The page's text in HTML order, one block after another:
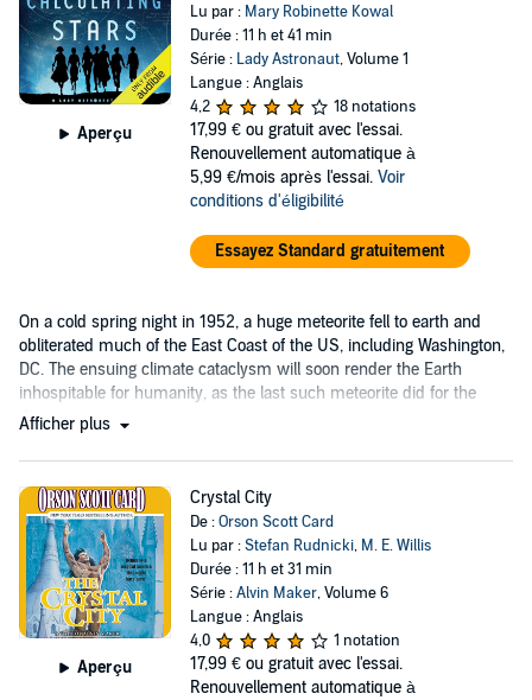
Aperçu
Lu par : Mary Robinette Kowal
Durée : 11 h et 41 min
Série : Lady Astronaut, Volume 1
Langue : Anglais
4,2
18 notations
17,99 € ou gratuit avec l'essai.
Renouvellement automatique à
5,99 €/mois après l'essai. Voir
conditions d'éligibilité
Essayez Standard gratuitement
On a cold spring night in 1952, a huge meteorite fell to earth and
obliterated much of the East Coast of the US, including Washington,
DC. The ensuing climate cataclysm will soon render the Earth
inhospitable for humanity, as the last such meteorite did for the
dinosaurs....
Afficher plus
Aperçu
Crystal City
De :Orson Scott Card
Lu par :Stefan Rudnicki, M. E. Willis
Durée : 11 h et 31 min
Série :Alvin Maker, Volume 6
Langue : Anglais
4,0
1 notation
17,99 € ou gratuit avec l'essai.
Renouvellement automatique à